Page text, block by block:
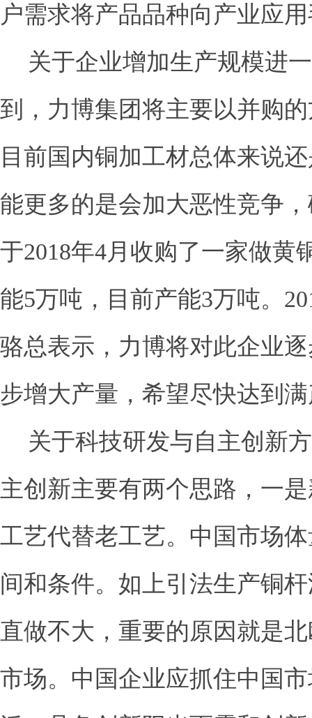
户需求将产品品种向产业应
关于企业增加生产规模进
到，力博集团将主要以并购
目前国内铜加工材总体来说
能更多的是会加大恶性竞争
于2018年4月收购了一家做黄
能5万吨，目前产能3万吨。
骆总表示，力博将对此企业
步增大产量，希望尽快达到
关于科技研发与自主创新
主创新主要有两个思路，一
工艺代替老工艺。中国市场
间和条件。如上引法生产铜
直做不大，重要的原因就是
市场。中国企业应抓住中国